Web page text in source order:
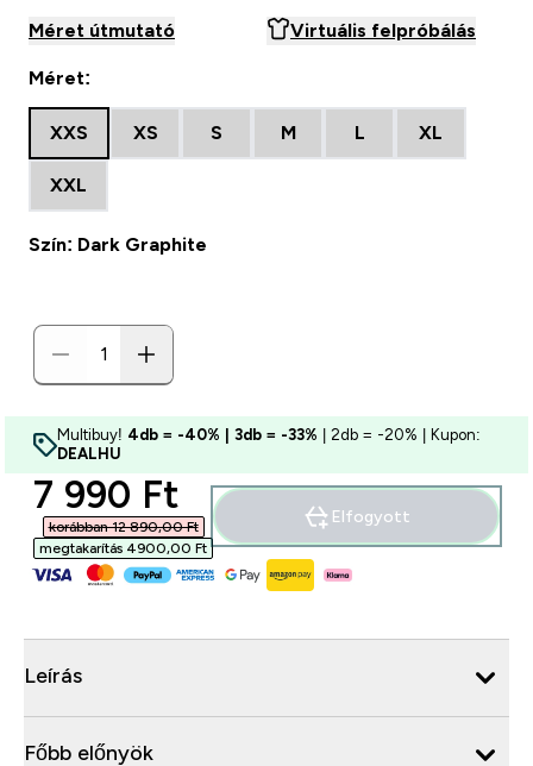
Méret útmutató Virtuális felpróbálás
Méret:
XXS XS S M L XL
XXL
Szín: Dark Graphite
Multibuy! 4db = -40% | 3db = -33% | 2db = -20% | Kupon:
DEALHU
discounted price
7 990 Ft‎
korábban 12 890,00 Ft‎
megtakarítás 4900,00 Ft‎
Elfogyott
Leírás
Főbb előnyök